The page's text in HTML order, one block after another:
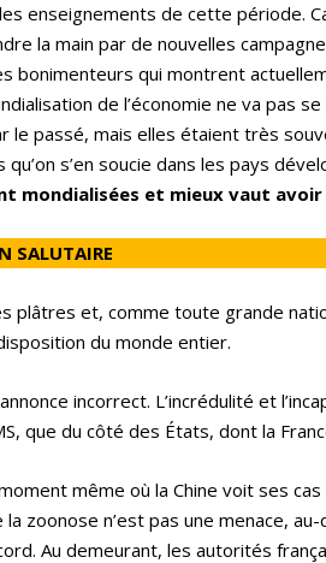
enseignements de cette période.
la main par de nouvelles
bonimenteurs qui montrent
de l’économie ne va pas
le passé, mais elles étaient très
s’en soucie dans les pays
mondialisées et mieux vaut
SALUTAIRE
plâtres et, comme toute grande
du monde entier.
incorrect. L’incrédulité et
que du côté des États, dont la
même où la Chine voit ses
zoonose n’est pas une menace,
Au demeurant, les autorités